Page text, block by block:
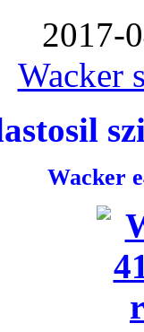
2017-
Wacker
Wacker